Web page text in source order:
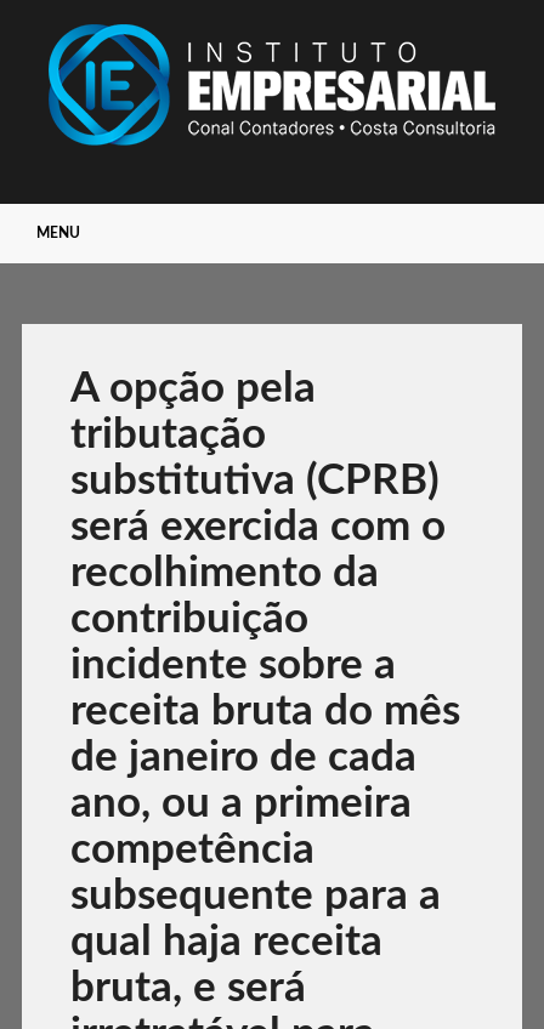
Main menu
MENU
A opção pela
tributação
substitutiva (CPRB)
será exercida com o
recolhimento da
contribuição
incidente sobre a
receita bruta do mês
de janeiro de cada
ano, ou a primeira
competência
subsequente para a
qual haja receita
bruta, e será